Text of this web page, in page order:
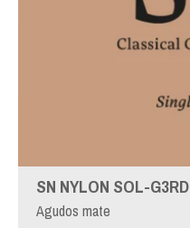
SN NYLON SOL-G3RD
Agudos mate